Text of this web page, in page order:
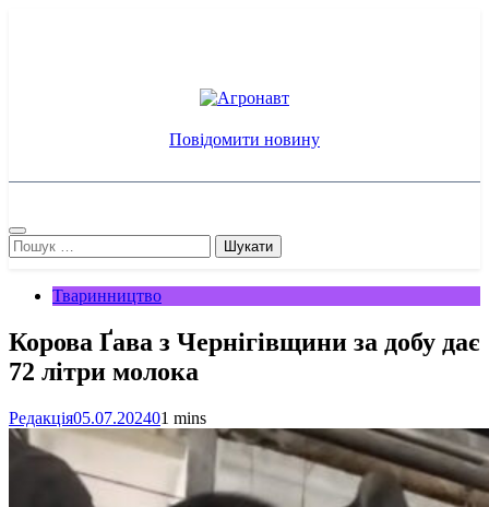
Агронавт
Новини українського агробізнесу
Повідомити новину
Пошук:
Тваринництво
Корова Ґава з Чернігівщини за добу дає
72 літри молока
Редакція05.07.202401 mins